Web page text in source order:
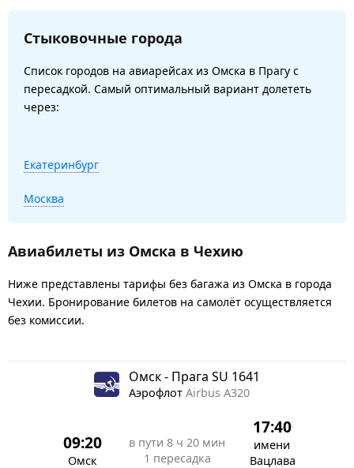
Стыковочные города
Список городов на авиарейсах из Омска в Прагу с
пересадкой. Самый оптимальный вариант долететь
через:
Екатеринбург
Москва
Авиабилеты из Омска в Чехию
Ниже представлены тарифы без багажа из Омска в города
Чехии. Бронирование билетов на самолёт осуществляется
без комиссии.
Омск - Прага SU 1641
Аэрофлот Airbus A320
09:20
Омск
в пути 8 ч 20 мин
1 пересадка
17:40
имени
Вацлава